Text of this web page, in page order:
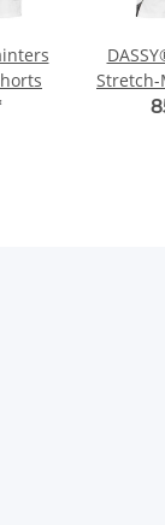
Stretch-